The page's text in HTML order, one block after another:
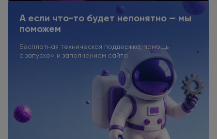
А если что-то будет непонятно — мы
поможем
Бесплатная техническая поддержка, помощь
с запуском и заполнением сайта